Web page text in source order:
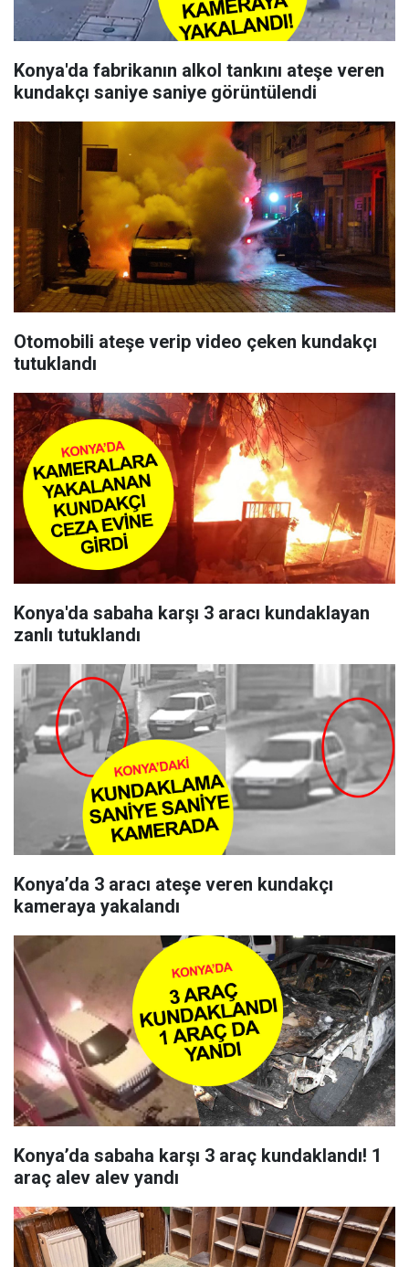
Konya'da fabrikanın alkol tankını ateşe veren
kundakçı saniye saniye görüntülendi
Otomobili ateşe verip video çeken kundakçı
tutuklandı
Konya'da sabaha karşı 3 aracı kundaklayan
zanlı tutuklandı
Konya’da 3 aracı ateşe veren kundakçı
kameraya yakalandı
Konya’da sabaha karşı 3 araç kundaklandı! 1
araç alev alev yandı